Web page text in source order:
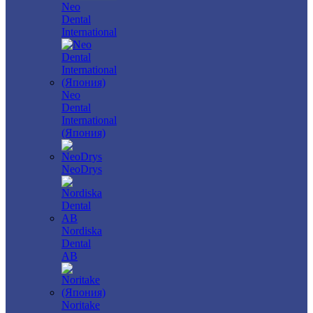
Neo
Dental
International
Neo
Dental
International
(Япония)
NeoDrys
Nordiska
Dental
AB
Noritake